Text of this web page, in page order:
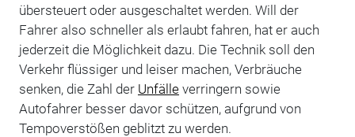
übersteuert oder ausgeschaltet werden. Will der
Fahrer also schneller als erlaubt fahren, hat er auch
jederzeit die Möglichkeit dazu. Die Technik soll den
Verkehr flüssiger und leiser machen, Verbräuche
senken, die Zahl der Unfälleverringern sowie
Autofahrer besser davor schützen, aufgrund von
Tempoverstößen geblitzt zu werden.